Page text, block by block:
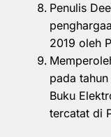
Penulis
2019 oleh
pada
Buku
tercatat di